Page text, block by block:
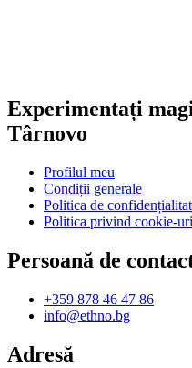
Experimentați
Târnovo
Profilul meu
Condiții generale
Politica de
Politica privind cookie-
Persoană de
+359 878 46 47 86
info@ethno.bg
Adresă